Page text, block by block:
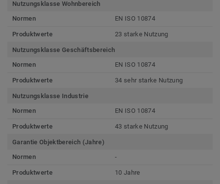
Nutzungsklasse Wohnbereich
Normen
EN ISO 10874
Produktwerte 23 starke Nutzung
Nutzungsklasse Geschäftsbereich
Normen
EN ISO 10874
Produktwerte 34 sehr starke Nutzung
Nutzungsklasse Industrie
Normen
EN ISO 10874
Produktwerte 43 starke Nutzung
Garantie Objektbereich (Jahre)
Normen
-
Produktwerte 10 Jahre